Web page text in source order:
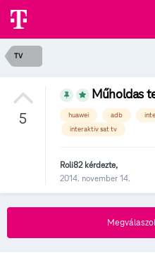
TV
5
Műholdas
huawei adb
interaktív sat tv
Roli82kérdezte,
2014. november 14.